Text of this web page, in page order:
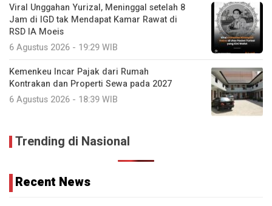
Viral Unggahan Yurizal, Meninggal setelah 8
Jam di IGD tak Mendapat Kamar Rawat di
RSD IA Moeis
6 Agustus 2026 - 19:29 WIB
Kemenkeu Incar Pajak dari Rumah
Kontrakan dan Properti Sewa pada 2027
6 Agustus 2026 - 18:39 WIB
Trending di Nasional
Recent News